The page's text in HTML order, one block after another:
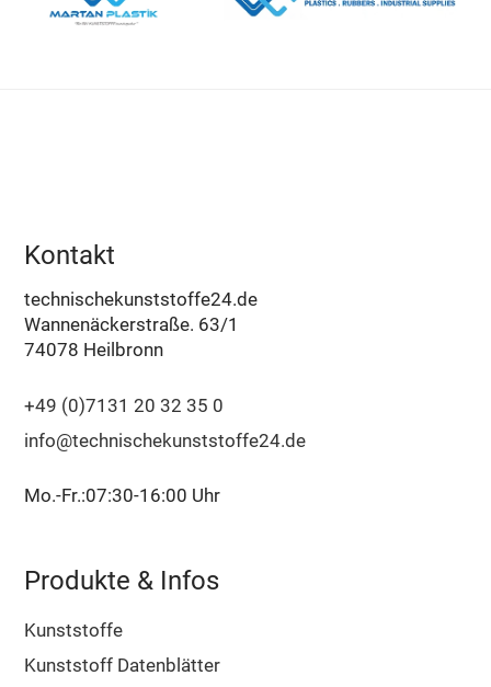
Kontakt
technischekunststoffe24.de
Wannenäckerstraße. 63/1
74078 Heilbronn
+49 (0)7131 20 32 35 0
info@technischekunststoffe24.de
Mo.-Fr.:07:30-16:00 Uhr
Produkte & Infos
Kunststoffe
Kunststoff Datenblätter